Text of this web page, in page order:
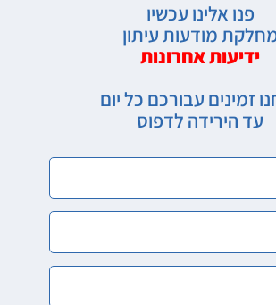
פנו אלינו עכשיו
מודעות עיתון
ידיעות אחרונות
זמינים עבורכם כל יום
עד הירידה לדפוס